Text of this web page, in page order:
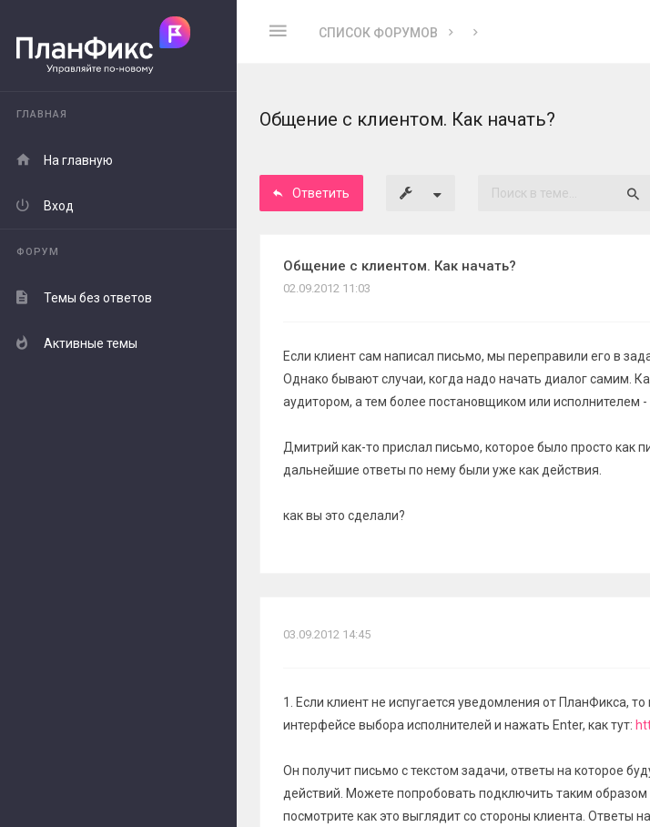
СПИСОК ФОРУМОВ
ГЛАВНАЯ
На главную
Вход
ФОРУМ
Темы без ответов
Активные темы
Общение с клиентом. Как начать?
Ответить
Общение с клиентом. Как начать?
02.09.2012 11:03
Если клиент сам написал письмо, мы переправили его в
Однако бывают случаи, когда надо начать диалог самим.
аудитором, а тем более постановщиком или исполнителем -
Дмитрий как-то прислал письмо, которое было просто как
дальнейшие ответы по нему были уже как действия.
как вы это сделали?
03.09.2012 14:45
1. Если клиент не испугается уведомления от ПланФикса,
интерфейсе выбора исполнителей и нажать Enter, как тут:
Он получит письмо с текстом задачи, ответы на которое
действий. Можете попробовать подключить таким образом
посмотрите как это выглядит со стороны клиента. Ответы